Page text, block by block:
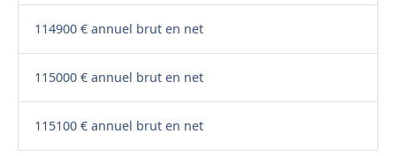
114900 € annuel brut en net
115000 € annuel brut en net
115100 € annuel brut en net